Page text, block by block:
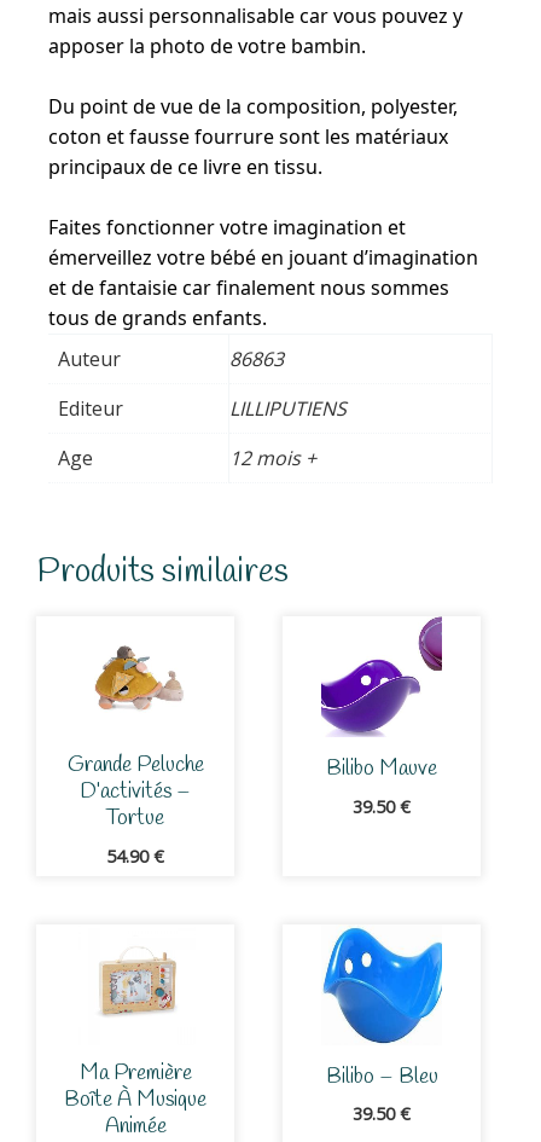
mais aussi personnalisable car vous pouvez y
apposer la photo de votre bambin.
Du point de vue de la composition, polyester,
coton et fausse fourrure sont les matériaux
principaux de ce livre en tissu.
Faites fonctionner votre imagination et
émerveillez votre bébé en jouant d’imagination
et de fantaisie car finalement nous sommes
tous de grands enfants.
Auteur
86863
Editeur
LILLIPUTIENS
Age
12 mois +
Produits similaires
Grande Peluche
D’activités –
Tortue
54.90€
Bilibo Mauve
39.50€
Ma Première
Boîte À Musique
Animée
Bilibo – Bleu
39.50€